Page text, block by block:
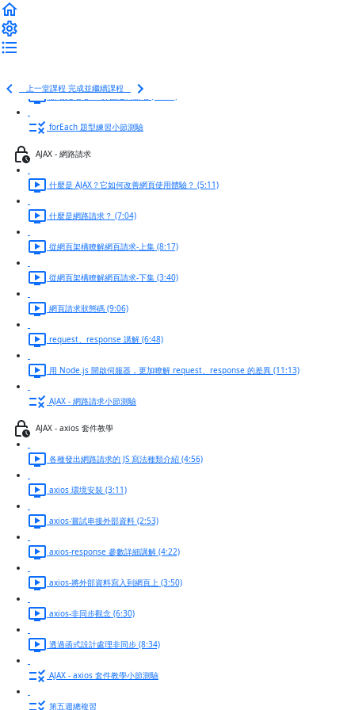
上一堂課程 完成並繼續課程
新增充電站 UI 介面邏輯新增 (13:29)
forEach 題型練習小節測驗
AJAX - 網路請求
什麼是 AJAX？它如何改善網頁使用體驗？ (5:11)
什麼是網路請求？ (7:04)
從網頁架構瞭解網頁請求-上集 (8:17)
從網頁架構瞭解網頁請求-下集 (3:40)
網頁請求狀態碼 (9:06)
request、response 講解 (6:48)
用 Node.js 開啟伺服器，更加瞭解 request、response 的差異 (11:13)
AJAX - 網路請求小節測驗
AJAX - axios 套件教學
各種發出網路請求的 JS 寫法種類介紹 (4:56)
axios 環境安裝 (3:11)
axios-嘗試串接外部資料 (2:53)
axios-response 參數詳細講解 (4:22)
axios-將外部資料寫入到網頁上 (3:50)
axios-非同步觀念 (6:30)
透過函式設計處理非同步 (8:34)
AJAX - axios 套件教學小節測驗
第五週總複習